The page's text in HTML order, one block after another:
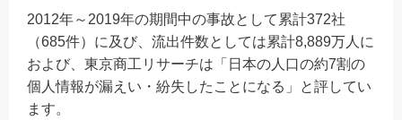
2012年～2019年の期間中の事故として累計372社
（685件）に及び、流出件数としては累計8,889万人に
および、東京商工リサーチは「日本の人口の約7割の
個人情報が漏えい・紛失したことになる」と評してい
ます。